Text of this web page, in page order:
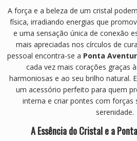
A força e a beleza de um cristal
física, irradiando energias que
e uma sensação única de conexão
mais apreciadas nos círculos de
pessoal encontra-se a Ponta
cada vez mais corações graças
harmoniosas e ao seu brilho natural.
um acessório perfeito para quem
interna e criar pontes com forças
serenidade.
A Essência do Cristal e a